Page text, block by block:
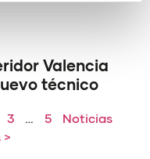
Valencia
técnico
3 … 5
Noticias
>